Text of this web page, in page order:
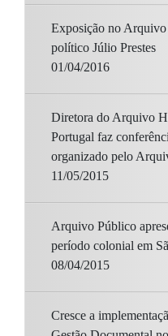
Exposição no
político Júlio Prestes
01/04/2016
Diretora do Arquivo
Portugal faz
organizado pelo
11/05/2015
Arquivo Público
período colonial em
08/04/2015
Cresce a